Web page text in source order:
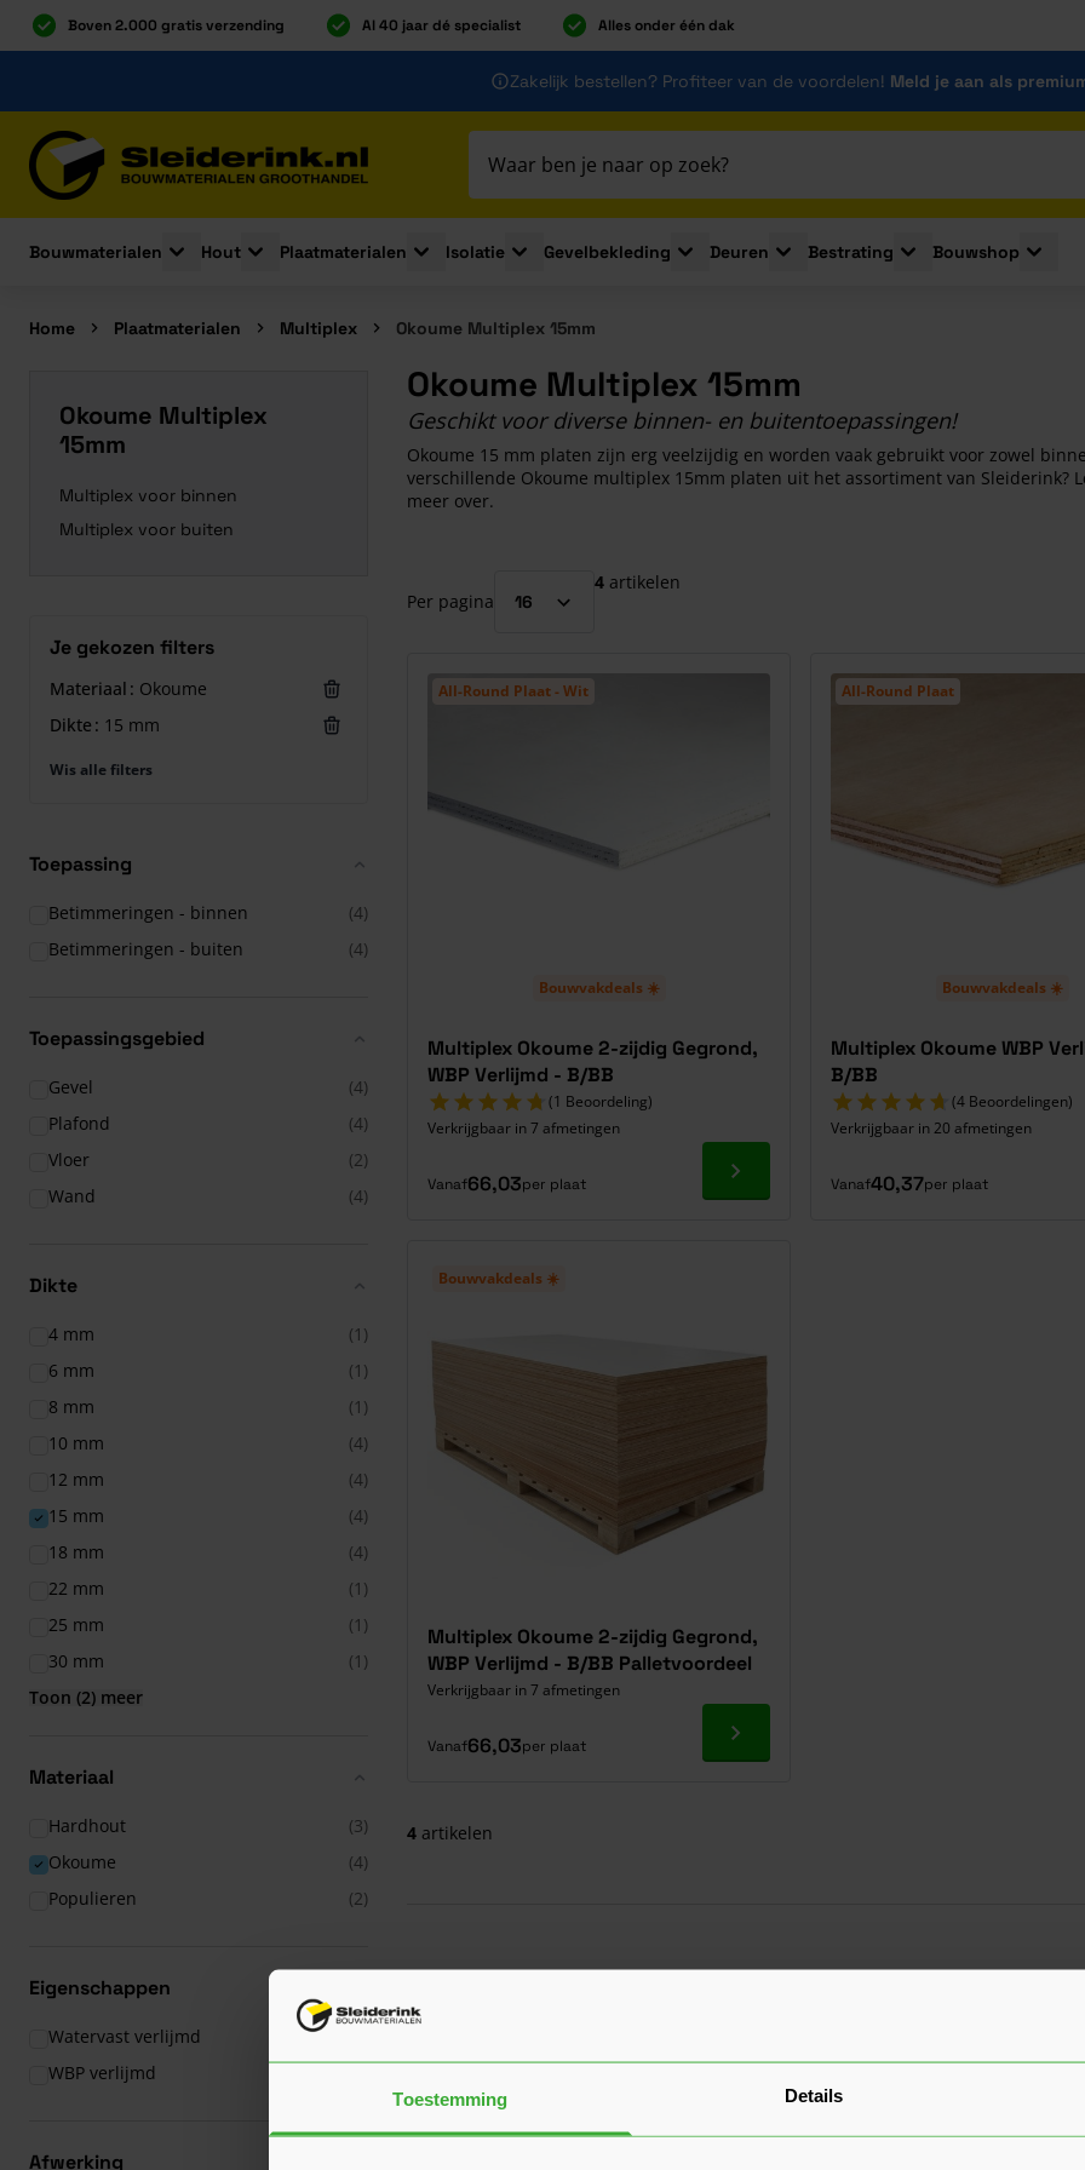
Toestemming Details
Boven 2.000 gratis verzending Al 40 jaar dé specialist Alles onder één dak
Zakelijk bestellen? Profiteer van de voordelen! Meld je aan als
Bouwmaterialen
Toggle submenu for Bouwmaterialen
Hout
Toggle submenu for Hout
Plaatmaterialen
Toggle submenu for Plaatmaterialen
Isolatie
Toggle submenu for Isolatie
Gevelbekleding
Toggle submenu for Gevelbekleding
Deuren
Toggle submenu for Deuren
Bestrating
Toggle submenu for
Bouwshop
Home Plaatmaterialen Multiplex Okoume Multiplex 15mm
Okoume Multiplex
15mm
Multiplex voor binnen
Multiplex voor buiten
Je gekozen filters
Materiaal
Okoume
Dikte
15 mm
Wis alle filters
Toepassing
Betimmeringen - binnen
(4)
Betimmeringen - buiten
(4)
Toepassingsgebied
Gevel
(4)
Plafond
(4)
Vloer
(2)
Wand
(4)
Dikte
4 mm
(1)
6 mm
(1)
8 mm
(1)
10 mm
(4)
12 mm
(4)
15 mm
(4)
18 mm
(4)
22 mm
(1)
25 mm
(1)
30 mm
(1)
Toon (2) meer
Materiaal
Hardhout
(3)
Okoume
(4)
Populieren
(2)
Eigenschappen
Watervast verlijmd
WBP verlijmd
producten
Afwerking
Okoume Multiplex 15mm
Geschikt voor diverse binnen- en buitentoepassingen!
Okoume 15 mm platen zijn erg veelzijdig en worden vaak gebruikt voor zowel
verschillende Okoume multiplex 15mm platen uit het assortiment van Sleiderink?
meer over.
Per pagina
4 artikelen
Bouwvakdeals ☀️
All-Round Plaat - Wit
Multiplex Okoume 2-zijdig Gegrond,
WBP Verlijmd - B/BB
(1 Beoordeling)
Verkrijgbaar in 7 afmetingen
Vanaf66,03per plaat Ga naar product
Bouwvakdeals ☀️
All-Round Plaat
Multiplex Okoume WBP
B/BB
(4 Beoordelingen)
Verkrijgbaar in 20 afmetingen
Vanaf40,37per plaat
Bouwvakdeals ☀️
Multiplex Okoume 2-zijdig Gegrond,
WBP Verlijmd - B/BB Palletvoordeel
Verkrijgbaar in 7 afmetingen
Vanaf66,03per plaat Ga naar product
4 artikelen
Bestel de watervast verlijmde Okoume
Wil je Okoume multiplex 15mm schilderen om er bijvoorbeeld meubels van te
voorbehandeld zijn met een primerlaag. Dit bespaart je tijd en moeite, omdat
voordat je de uiteindelijke verflaag aanbrengt. In tegenstelling tot de
je ze eerst moet schuren en primeren voordat je ze kunt schilderen. Dit kost
We adviseren om voor deze Okoume multiplex 15mm te kiezen wanneer ze